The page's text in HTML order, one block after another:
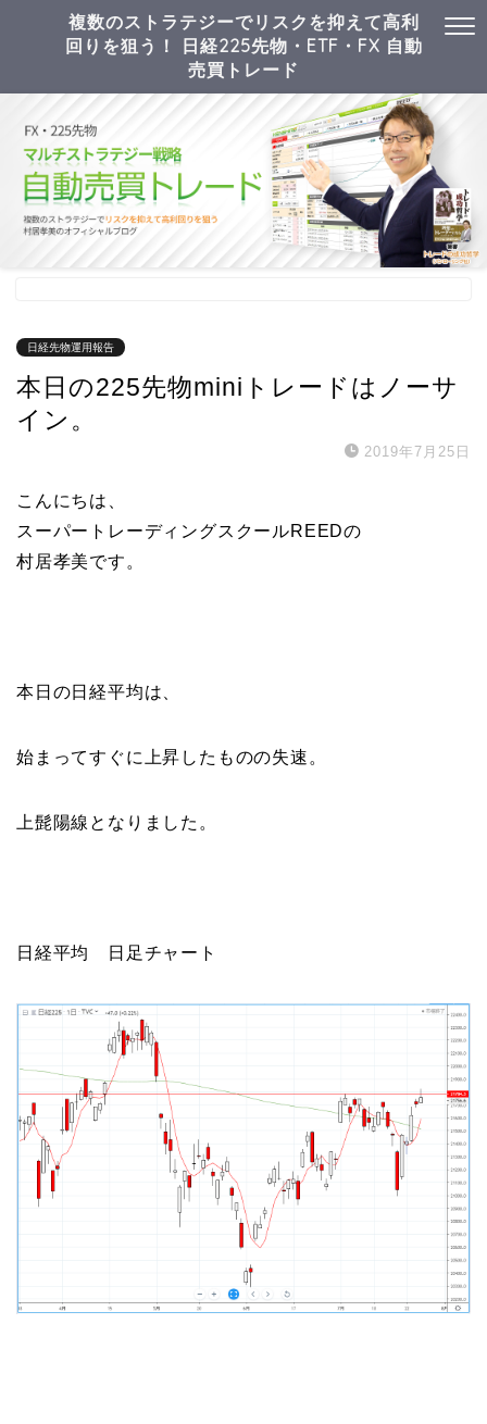
複数のストラテジーでリスクを抑えて高利
回りを狙う！ 日経225先物・ETF・FX 自動
売買トレード
日経先物運用報告
本日の225先物miniトレードはノーサ
イン。
2019年7月25日
こんにちは、
スーパートレーディングスクールREEDの
村居孝美です。
本日の日経平均は、
始まってすぐに上昇したものの失速。
上髭陽線となりました。
日経平均 日足チャート